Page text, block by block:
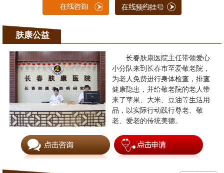
肤康公益
长春肤康医院主任带领爱心
小分队来到长春市至爱敬老院，
为老人免费进行身体检查，排查
健康隐患，并给敬老院的老人带
来了苹果、大米、豆油等生活用
品，以实际行动践行尊老、敬
老、爱老的传统美德。